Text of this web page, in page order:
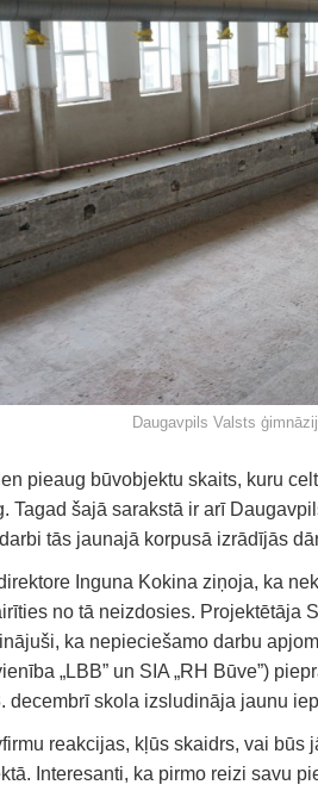
Daugavpils Valsts
pieaug būvobjektu skaits, kuru
Tagad šajā sarakstā ir arī
tās jaunajā korpusā izrādījās
Inguna Kokina ziņoja, ka
no tā neizdosies. Projektētāja
ka nepieciešamo darbu
„LBB” un SIA „RH Būve”)
decembrī skola izsludināja jaunu
reakcijas, kļūs skaidrs, vai
Interesanti, ka pirmo reizi savu